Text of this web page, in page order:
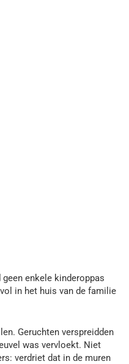
geen enkele kinderoppas
in het huis van de familie
Geruchten verspreidden
was vervloekt. Niet
verdriet dat in de muren